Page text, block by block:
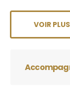
VOIR PLUS